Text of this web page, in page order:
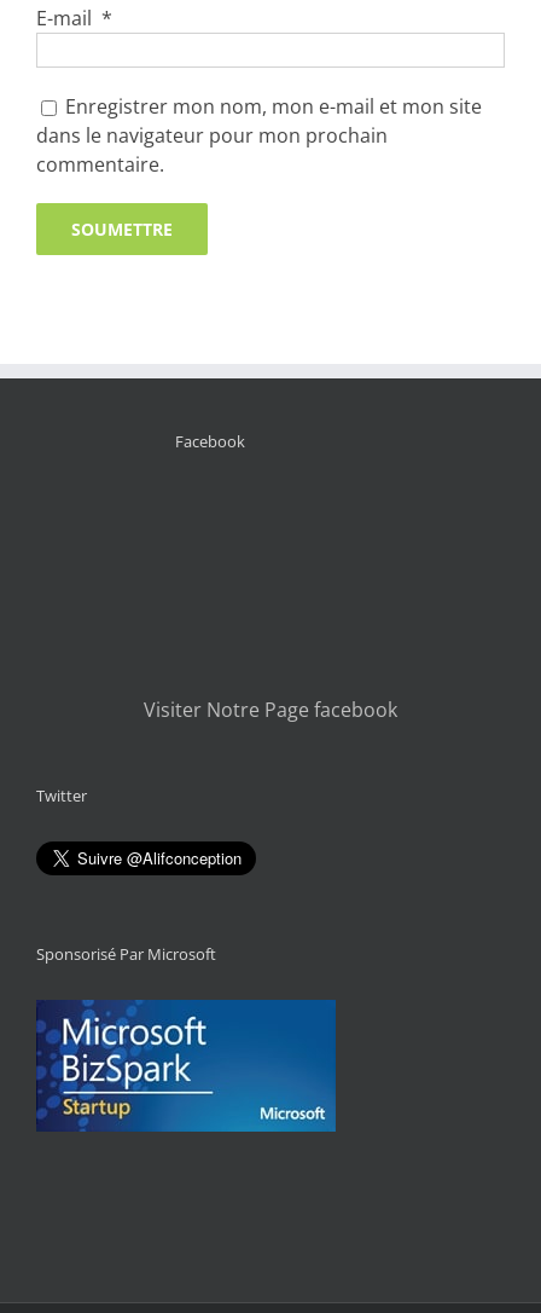
E-mail *
Enregistrer mon nom, mon e-mail et mon site
dans le navigateur pour mon prochain
commentaire.
Facebook
Visiter Notre Page facebook
Twitter
Sponsorisé Par Microsoft